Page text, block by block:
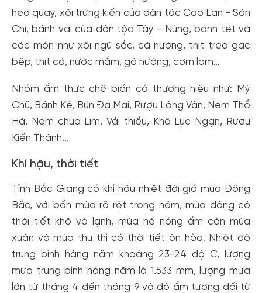
heo quay, xôi trứng kiến ​​của dân tộc Cao Lan - Sán
Chỉ, bánh vai của dân tộc Tày - Nùng, bánh tét và
các món như xôi ngũ sắc, cá nướng, thịt treo gác
bếp, thịt cá, nước mắm, gà nướng, cơm lam…
Nhóm ẩm thực chế biến có thương hiệu như: Mỳ
Chũ, Bánh Kẻ, Bún Đa Mai, Rượu Làng Vân, Nem Thổ
Hà, Nem chua Lim, Vải thiều, Khô Lục Ngạn, Rượu
Kiến Thành...
Khí hậu, thời tiết
Tỉnh Bắc Giang có khí hậu nhiệt đới gió mùa Đông
Bắc, với bốn mùa rõ rệt trong năm, mùa đông có
thời tiết khô và lạnh, mùa hè nóng ẩm còn mùa
xuân và mùa thu thì có thời tiết ôn hòa. Nhiệt độ
trung bình hàng năm khoảng 23-24 độ C, lượng
mưa trung bình hàng năm là 1.533 mm, lượng mưa
lớn từ tháng 4 đến tháng 9 và độ ẩm tương đối từ